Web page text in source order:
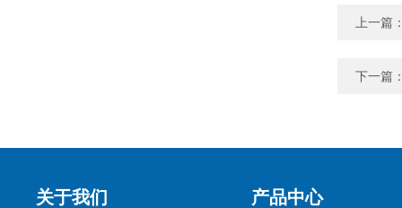
上一篇
下一篇
关于我们 产品中心